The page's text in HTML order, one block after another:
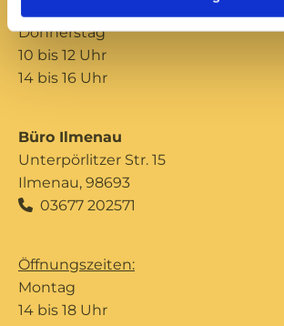
Donnerstag
10 bis 12 Uhr
14 bis 16 Uhr
Büro Ilmenau
Unterpörlitzer Str. 15
Ilmenau, 98693
 03677 202571
Öffnungszeiten:
Montag
14 bis 18 Uhr